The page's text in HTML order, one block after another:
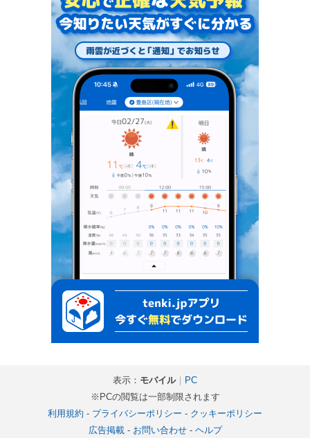
表示： モバイル｜ PC
※PCの閲覧は一部制限されます
利用規約 - プライバシーポリシー - クッキーポリシー
広告掲載- お問い合わせ- ヘルプ